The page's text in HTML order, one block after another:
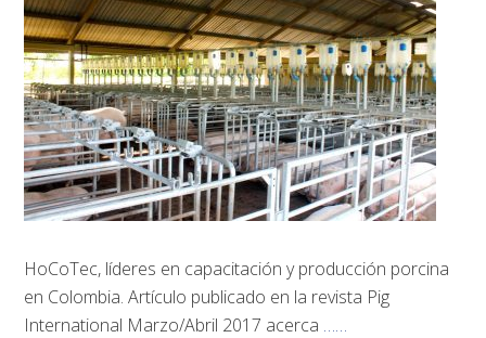
HoCoTec, líderes en capacitación y producción porcina
en Colombia. Artículo publicado en la revista Pig
International Marzo/Abril 2017 acerca ……